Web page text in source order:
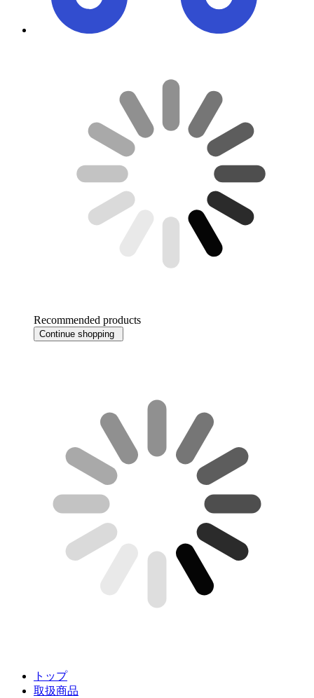
Recommended products
Continue shopping
トップ
取扱商品